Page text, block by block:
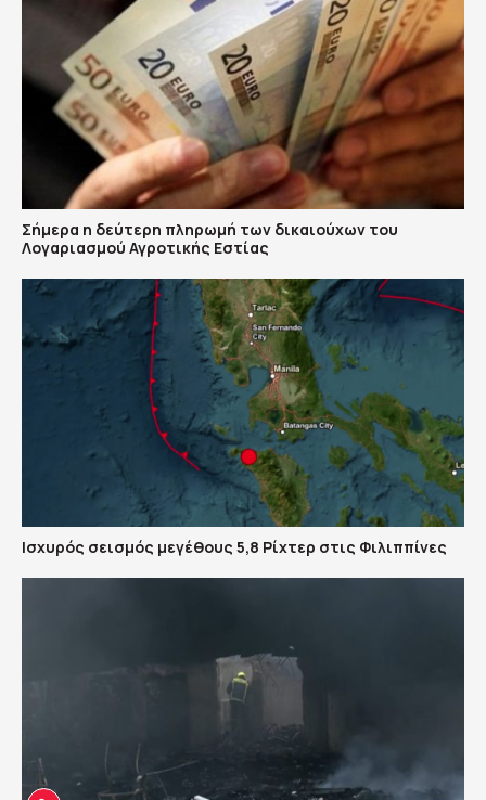
Σήμερα η δεύτερη πληρωμή των δικαιούχων του
Λογαριασμού Αγροτικής Εστίας
Ισχυρός σεισμός μεγέθους 5,8 Ρίχτερ στις Φιλιππίνες